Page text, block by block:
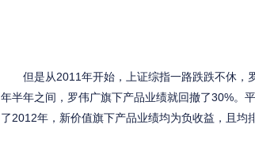
但是从2011年开始，上证综指一路跌跌不休，
年半年之间，罗伟广旗下产品业绩就回撤了30%。
了2012年，新价值旗下产品业绩均为负收益，且均